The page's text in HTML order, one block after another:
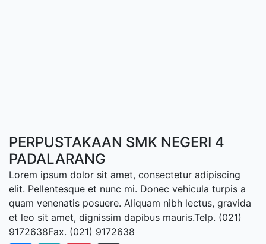
PERPUSTAKAAN SMK NEGERI 4
PADALARANG
Lorem ipsum dolor sit amet, consectetur adipiscing
elit. Pellentesque et nunc mi. Donec vehicula turpis a
quam venenatis posuere. Aliquam nibh lectus, gravida
et leo sit amet, dignissim dapibus mauris.Telp. (021)
9172638Fax. (021) 9172638